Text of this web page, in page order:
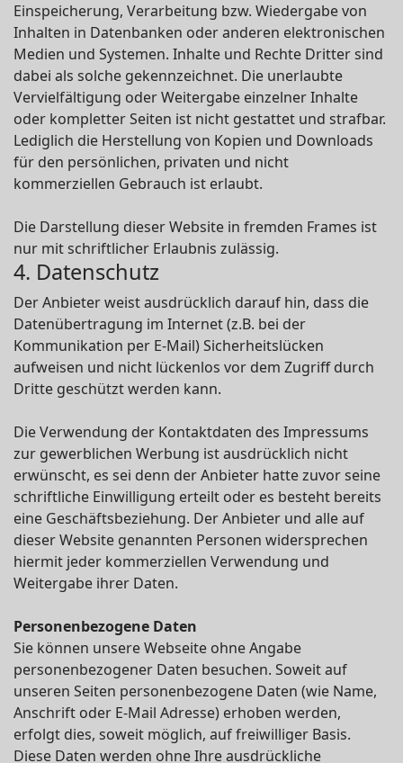
Einspeicherung, Verarbeitung bzw. Wiedergabe von
Inhalten in Datenbanken oder anderen elektronischen
Medien und Systemen. Inhalte und Rechte Dritter sind
dabei als solche gekennzeichnet. Die unerlaubte
Vervielfältigung oder Weitergabe einzelner Inhalte
oder kompletter Seiten ist nicht gestattet und strafbar.
Lediglich die Herstellung von Kopien und Downloads
für den persönlichen, privaten und nicht
kommerziellen Gebrauch ist erlaubt.
Die Darstellung dieser Website in fremden Frames ist
nur mit schriftlicher Erlaubnis zulässig.
4. Datenschutz
Der Anbieter weist ausdrücklich darauf hin, dass die
Datenübertragung im Internet (z.B. bei der
Kommunikation per E-Mail) Sicherheitslücken
aufweisen und nicht lückenlos vor dem Zugriff durch
Dritte geschützt werden kann.
Die Verwendung der Kontaktdaten des Impressums
zur gewerblichen Werbung ist ausdrücklich nicht
erwünscht, es sei denn der Anbieter hatte zuvor seine
schriftliche Einwilligung erteilt oder es besteht bereits
eine Geschäftsbeziehung. Der Anbieter und alle auf
dieser Website genannten Personen widersprechen
hiermit jeder kommerziellen Verwendung und
Weitergabe ihrer Daten.
Personenbezogene Daten
Sie können unsere Webseite ohne Angabe
personenbezogener Daten besuchen. Soweit auf
unseren Seiten personenbezogene Daten (wie Name,
Anschrift oder E-Mail Adresse) erhoben werden,
erfolgt dies, soweit möglich, auf freiwilliger Basis.
Diese Daten werden ohne Ihre ausdrückliche